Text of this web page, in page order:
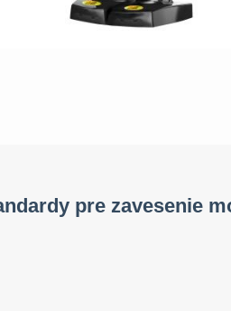
pre zavesenie